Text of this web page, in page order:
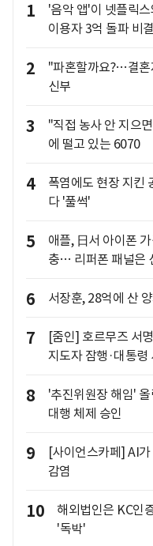
1
'음악 앱'이 넷플릭
이용자 3억 돌파 비
2
"파혼할까요?…결혼
신부
3
"직접 농사 안 지으
에 떨고 있는 6070
4
폭염에도 현장 지킨
다 '풀썩'
5
애플, 日서 아이폰
충… 리퍼폰 패널은
6 서장훈, 28억에 산
7
[줌인] 호르무즈 서
지도자 잠행·대통령
8
'추진위원장 해임'
대행 체제 승인
9
[사이언스카페] AI
감염
10
해외법인은 KC인
'독박'